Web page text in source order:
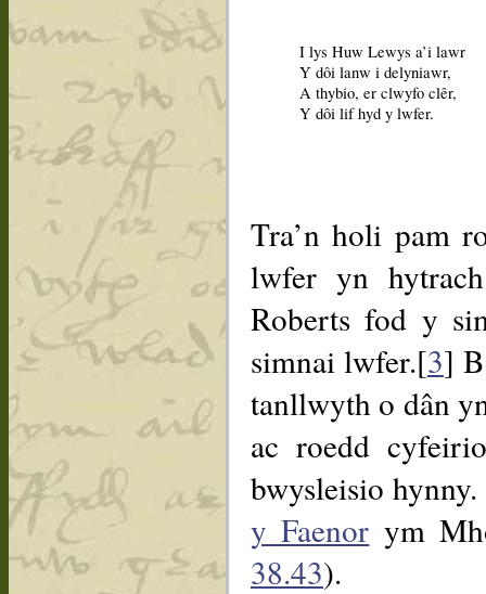
I lys Huw Lewys a’i lawr
Y dôi lanw i delyniawr,
A thybio, er clwyfo clêr,
Y dôi lif hyd y lwfer.
Tra’n holi pam
lwfer yn
Roberts fod y
simnai lwfer.[3]
tanllwyth o dân
ac roedd
bwysleisio
y Faenor ym
38.43).